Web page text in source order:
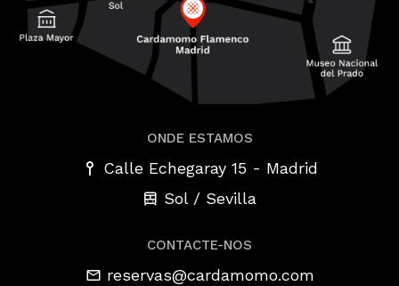
ONDE ESTAMOS
Calle Echegaray 15 - Madrid
Sol / Sevilla
CONTACTE-NOS
reservas@cardamomo.com